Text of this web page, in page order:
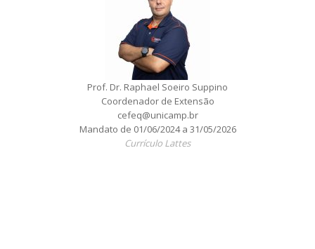
Prof. Dr. Raphael Soeiro Suppino
Coordenador de Extensão
cefeq@unicamp.br
Mandato de 01/06/2024 a 31/05/2026
Currículo Lattes